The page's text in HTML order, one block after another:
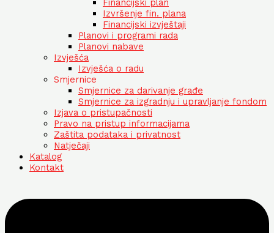
Financijski plan
Izvršenje fin. plana
Financijski izvještaji
Planovi i programi rada
Planovi nabave
Izvješća
Izvješća o radu
Smjernice
Smjernice za darivanje građe
Smjernice za izgradnju i upravljanje fondom
Izjava o pristupačnosti
Pravo na pristup informacijama
Zaštita podataka i privatnost
Natječaji
Katalog
Kontakt